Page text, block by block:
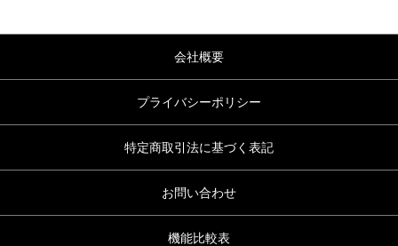
会社概要
プライバシーポリシー
特定商取引法に基づく表記
お問い合わせ
機能比較表